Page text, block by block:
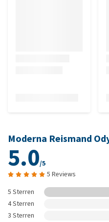
Moderna Reismand
5.0/5
5 Reviews
5 Sterren
4 Sterren
3 Sterren